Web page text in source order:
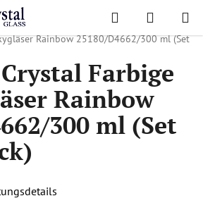
Suchen
/ Rainbow, Crazy, Islands
Bohemia
Rainbow 25180/D4662/300 ml (Set
Farbige
Rainbow
300 ml (Set